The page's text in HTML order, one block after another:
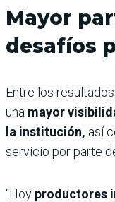
Mayor
desafíos
Entre los
una mayor
la institución, así
servicio por parte
“Hoy productores